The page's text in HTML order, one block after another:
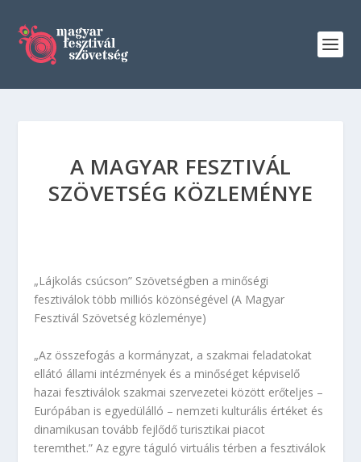
A MAGYAR FESZTIVÁL
SZÖVETSÉG KÖZLEMÉNYE
„Lájkolás csúcson” Szövetségben a minőségi
fesztiválok több milliós közönségével (A Magyar
Fesztivál Szövetség közleménye)
„Az összefogás a kormányzat, a szakmai feladatokat
ellátó állami intézmények és a minőséget képviselő
hazai fesztiválok szakmai szervezetei között erőteljes –
Európában is egyedülálló – nemzeti kulturális értéket és
dinamikusan tovább fejlődő turisztikai piacot
teremthet.” Az egyre táguló virtuális térben a fesztiválok